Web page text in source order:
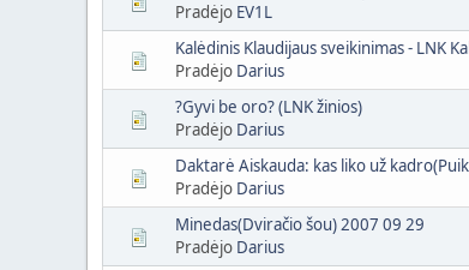
Pradėjo EV1L
Kalėdinis Klaudijaus sveikinimas - LNK
Pradėjo Darius
?Gyvi be oro? (LNK žinios)
Pradėjo Darius
Daktarė Aiskauda: kas liko už
Pradėjo Darius
Minedas(Dviračio šou) 2007 09 29
Pradėjo Darius